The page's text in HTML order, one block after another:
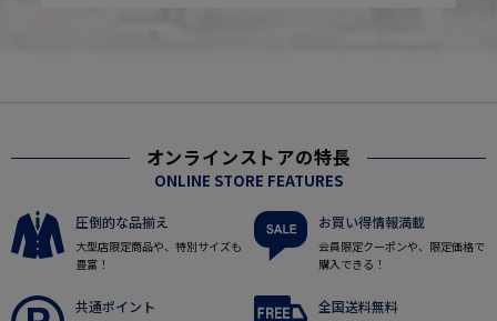
オンラインストアの特長
ONLINE STORE FEATURES
圧倒的な品揃え
大型店限定商品や、特別サイズも
豊富！
お買い得情報満載
会員限定クーポンや、限定価格で
購入できる！
共通ポイント 全国送料無料